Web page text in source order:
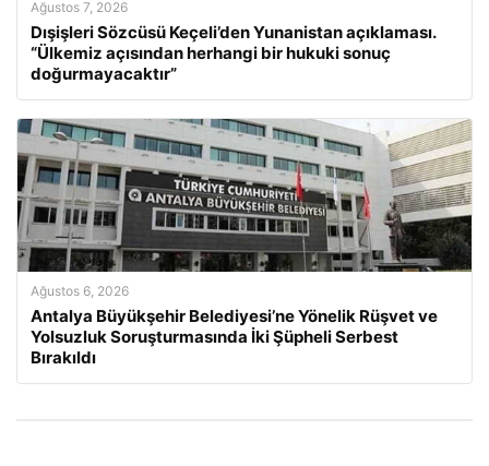
Ağustos 7, 2026
Dışişleri Sözcüsü Keçeli’den Yunanistan açıklaması.
“Ülkemiz açısından herhangi bir hukuki sonuç
doğurmayacaktır”
Ağustos 6, 2026
Antalya Büyükşehir Belediyesi’ne Yönelik Rüşvet ve
Yolsuzluk Soruşturmasında İki Şüpheli Serbest
Bırakıldı